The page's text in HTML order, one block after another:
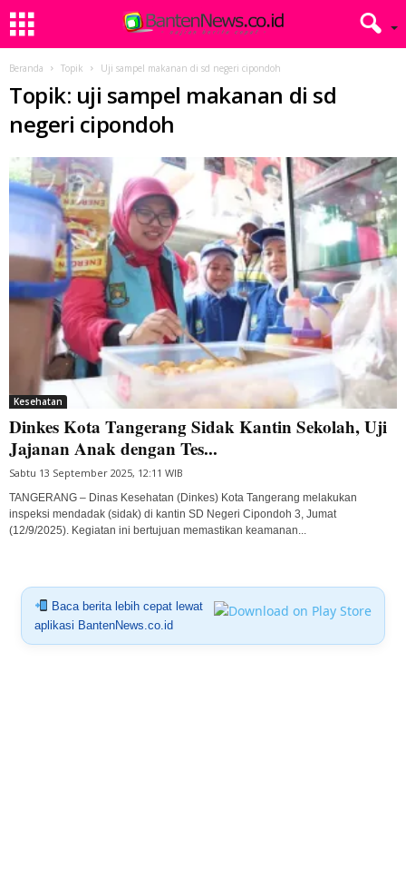
Beranda Topik Uji sampel makanan di sd negeri cipondoh
Topik: uji sampel makanan di sd
negeri cipondoh
Kesehatan
Dinkes Kota Tangerang Sidak Kantin Sekolah, Uji
Jajanan Anak dengan Tes...
Sabtu 13 September 2025, 12:11 WIB
TANGERANG – Dinas Kesehatan (Dinkes) Kota Tangerang melakukan
inspeksi mendadak (sidak) di kantin SD Negeri Cipondoh 3, Jumat
(12/9/2025). Kegiatan ini bertujuan memastikan keamanan...
Baca berita lebih cepat lewat
aplikasi BantenNews.co.id